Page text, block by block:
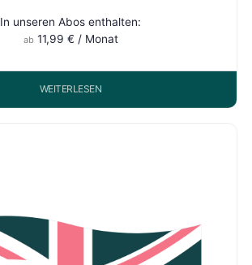
In unseren Abos enthalten:
ab 11,99 € / Monat
WEITERLESEN